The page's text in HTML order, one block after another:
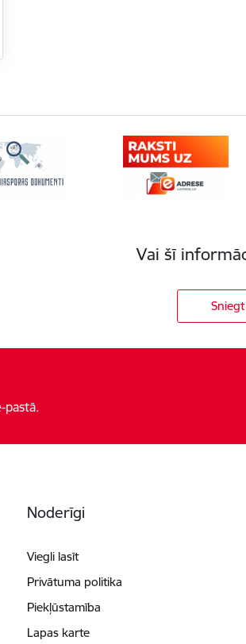
Vai šī
pastā.
Noderīgi
Viegli lasīt
Privātuma politika
Piekļūstamība
Lapas karte